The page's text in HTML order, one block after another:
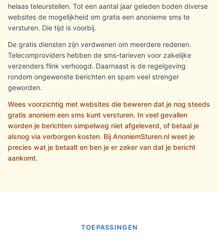
helaas teleurstellen. Tot een aantal jaar geleden boden diverse
websites de mogelijkheid om gratis een anonieme sms te
versturen. Die tijd is voorbij.
De gratis diensten zijn verdwenen om meerdere redenen.
Telecomproviders hebben de sms-tarieven voor zakelijke
verzenders flink verhoogd. Daarnaast is de regelgeving
rondom ongewenste berichten en spam veel strenger
geworden.
Wees voorzichtig met websites die beweren dat je nog steeds
gratis anoniem een sms kunt versturen. In veel gevallen
worden je berichten simpelweg niet afgeleverd, of betaal je
alsnog via verborgen kosten. Bij AnoniemSturen.nl weet je
precies wat je betaalt en ben je er zeker van dat je bericht
aankomt.
TOEPASSINGEN